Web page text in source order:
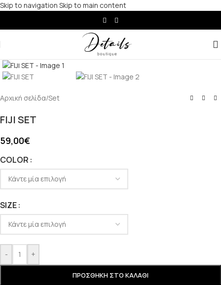
Skip to navigation Skip to main content
Αρχική σελίδα/Set
FIJI SET
59,00€
COLOR
SIZE
- +
ΠΡΟΣΘΉΚΗ ΣΤΟ ΚΑΛΆΘΙ